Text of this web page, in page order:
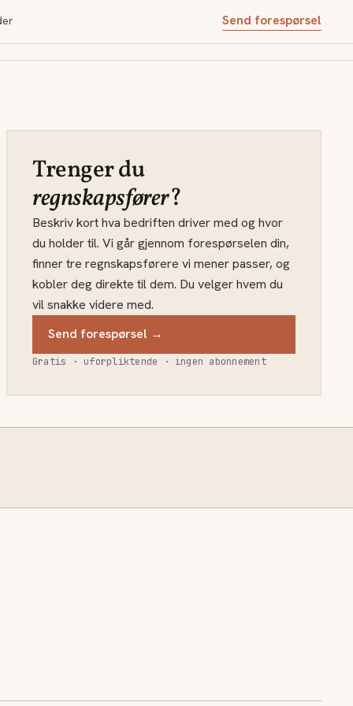
Send forespørsel
Trenger du
regnskapsfører?
Beskriv kort hva bedriften driver med og hvor
du holder til. Vi går gjennom forespørselen din,
finner tre regnskapsførere vi mener passer, og
kobler deg direkte til dem. Du velger hvem du
vil snakke videre med.
Send forespørsel →
Gratis · uforpliktende · ingen abonnement